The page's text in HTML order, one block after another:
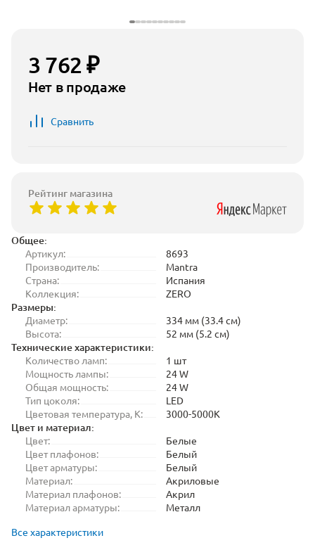
Общее:
Артикул:
8693
Производитель:
Mantra
Страна:
Испания
Коллекция:
ZERO
Размеры:
Диаметр:
334 мм (33.4 см)
Высота:
52 мм (5.2 см)
Технические характеристики:
Количество ламп:
1 шт
Мощность лампы:
24 W
Общая мощность:
24 W
Тип цоколя:
LED
Цветовая температура, K:
3000-5000K
Цвет и материал:
Цвет:
Белые
Цвет плафонов:
Белый
Цвет арматуры:
Белый
Материал:
Акриловые
Материал плафонов:
Акрил
Материал арматуры:
Металл
Все характеристики
3 762 ₽
Нет в продаже
Сравнить
Рейтинг магазина